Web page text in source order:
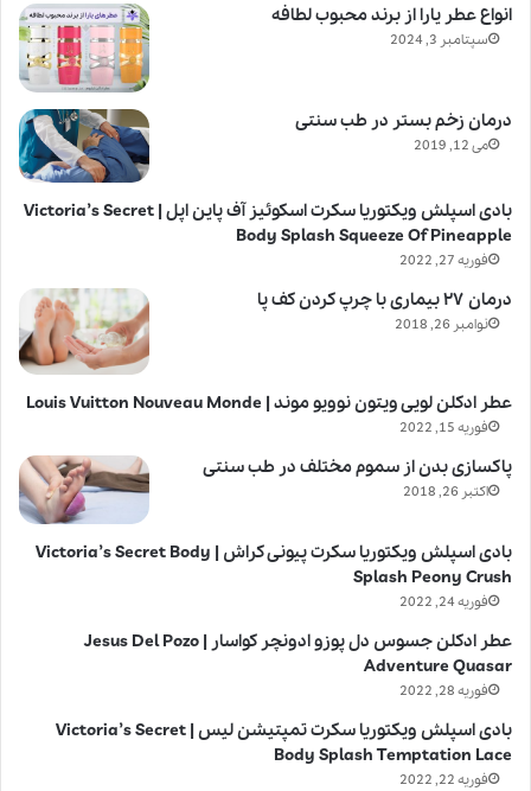
انواع عطر یارا از برند محبوب لطافه
سپتامبر 3, 2024
درمان زخم بستر در طب سنتی
می 12, 2019
بادی اسپلش ویکتوریا سکرت اسکوئیز آف پاین اپل | Victoria’s Secret
Body Splash Squeeze Of Pineapple
فوریه 27, 2022
درمان ۲۷ بیماری با چرپ کردن کف پا
نوامبر 26, 2018
عطر ادکلن لویی ویتون نوویو موند | Louis Vuitton Nouveau Monde
فوریه 15, 2022
پاکسازی بدن از سموم مختلف در طب سنتی
اکتبر 26, 2018
بادی اسپلش ویکتوریا سکرت پیونی کراش | Victoria’s Secret Body
Splash Peony Crush
فوریه 24, 2022
عطر ادکلن جسوس دل پوزو ادونچر کواسار | Jesus Del Pozo
Adventure Quasar
فوریه 28, 2022
بادی اسپلش ویکتوریا سکرت تمپتیشن لیس | Victoria’s Secret
Body Splash Temptation Lace
فوریه 22, 2022